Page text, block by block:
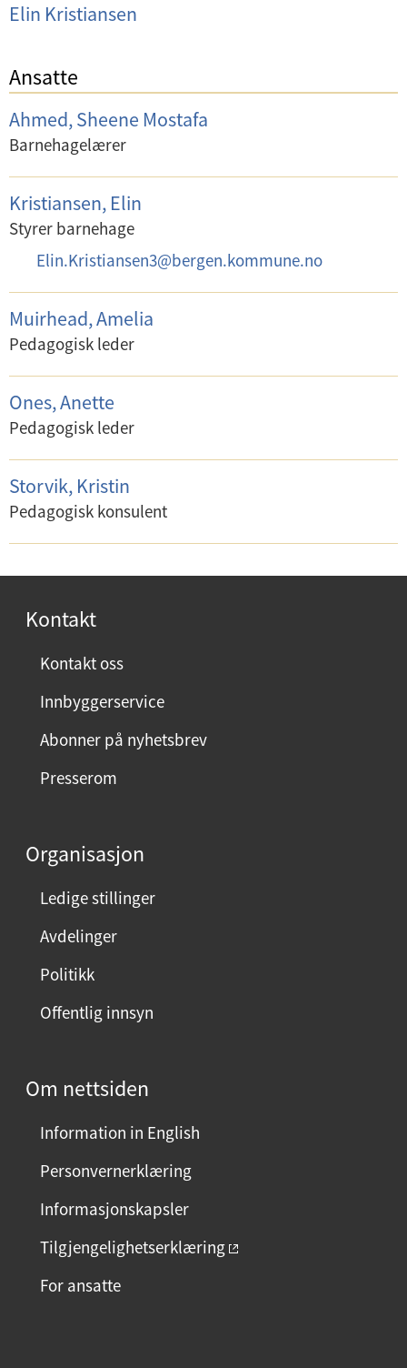
Elin Kristiansen
Ansatte
Ahmed, Sheene Mostafa
Barnehagelærer
Kristiansen, Elin
Styrer barnehage
p
o
:
Elin.Kristiansen3@bergen.kommune.no
Muirhead, Amelia
Pedagogisk leder
Ones, Anette
Pedagogisk leder
Storvik, Kristin
Pedagogisk konsulent
Kontakt
Kontakt oss
Innbyggerservice
Abonner på nyhetsbrev
Presserom
Organisasjon
Ledige stillinger
Avdelinger
Politikk
Offentlig innsyn
Om nettsiden
Information in English
Personvernerklæring
Informasjonskapsler
Tilgjengelighetserklæring
For ansatte